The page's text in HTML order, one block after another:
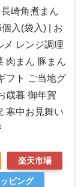
長崎角煮まん
入(袋入) | お
メ レンジ調理
肉まん 豚まん
フト ご当地グ
歳暮 御年賀
寒中お見舞い
楽天市場
ピング